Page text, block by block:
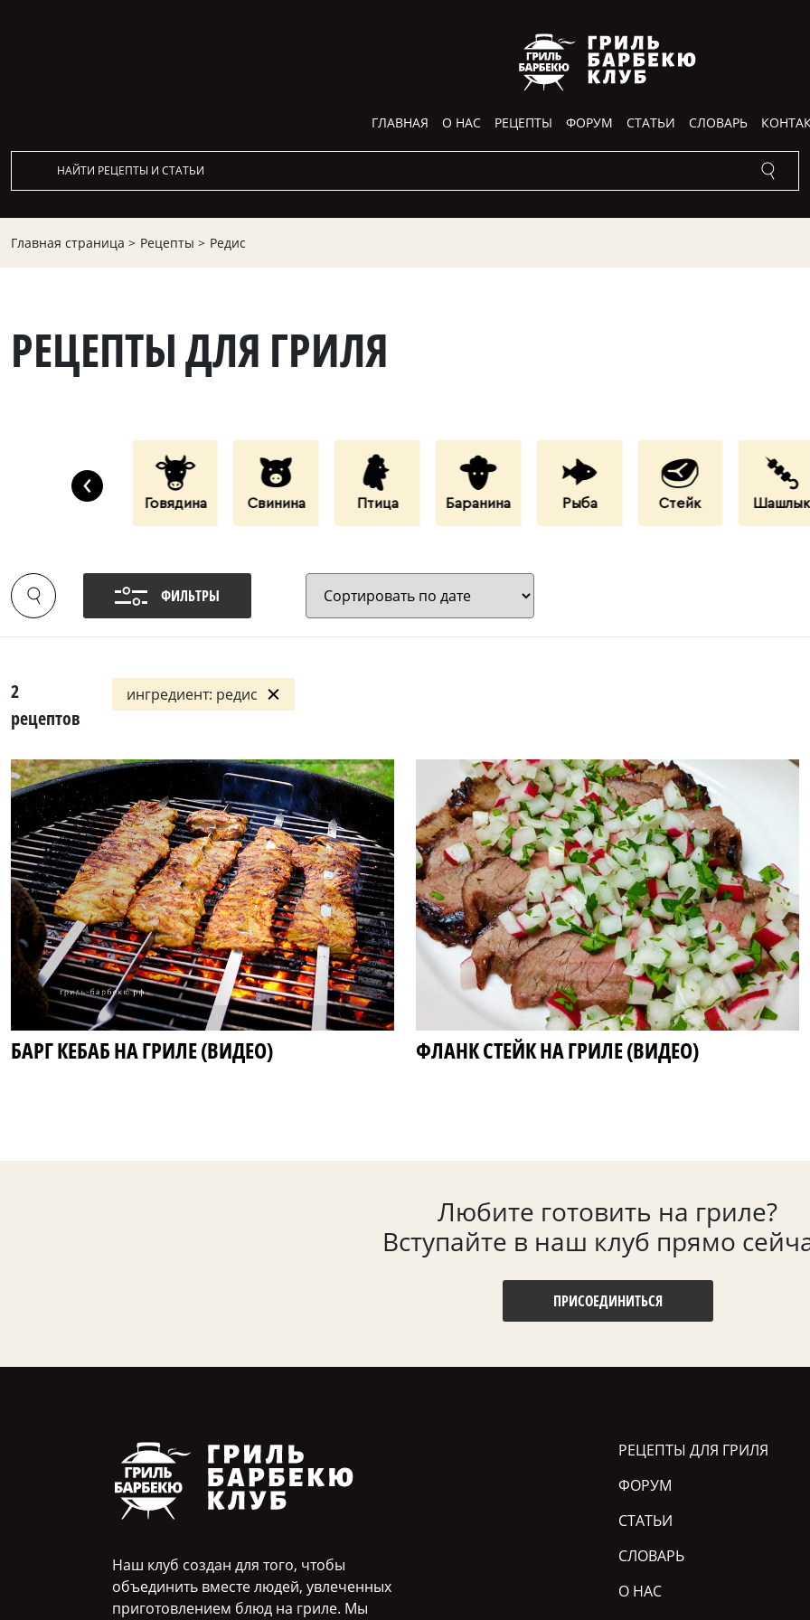
ГЛАВНАЯ О НАС РЕЦЕПТЫ ФОРУМ СТАТЬИ СЛОВАРЬ
Главная страница > Рецепты > Редис
РЕЦЕПТЫ ДЛЯ ГРИЛЯ
Дары Моря Говядина Свинина Птица Баранина Рыба Стейк Шашлык
‹
ФИЛЬТРЫ
2
рецептов
ингредиент: редис
БАРГ КЕБАБ НА ГРИЛЕ (ВИДЕО) ФЛАНК СТЕЙК НА ГРИЛЕ (ВИДЕО)
Любите готовить на гриле?
Вступайте в наш клуб прямо
ПРИСОЕДИНИТЬСЯ
Наш клуб создан для того, чтобы
объединить вместе людей, увлеченных
приготовлением блюд на гриле. Мы
РЕЦЕПТЫ ДЛЯ ГРИЛЯ
ФОРУМ
СТАТЬИ
СЛОВАРЬ
О НАС